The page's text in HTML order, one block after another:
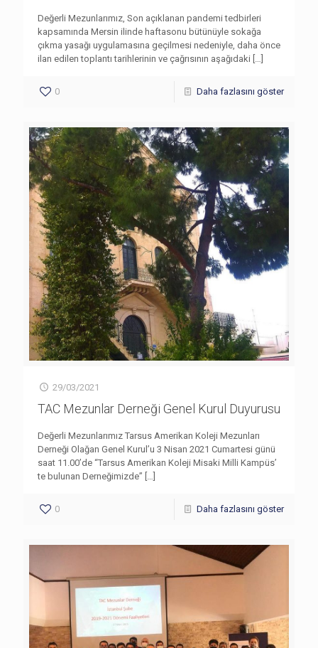
Değerli Mezunlarımız, Son açıklanan pandemi tedbirleri
kapsamında Mersin ilinde haftasonu bütünüyle sokağa
çıkma yasağı uygulamasına geçilmesi nedeniyle, daha önce
ilan edilen toplantı tarihlerinin ve çağrısının aşağıdaki […]
0 Daha fazlasını göster
29/03/2021
TAC Mezunlar Derneği Genel Kurul Duyurusu
Değerli Mezunlarımız Tarsus Amerikan Koleji Mezunları
Derneği Olağan Genel Kurul’u 3 Nisan 2021 Cumartesi günü
saat 11.00’de “Tarsus Amerikan Koleji Misaki Milli Kampüs’
te bulunan Derneğimizde” […]
0 Daha fazlasını göster